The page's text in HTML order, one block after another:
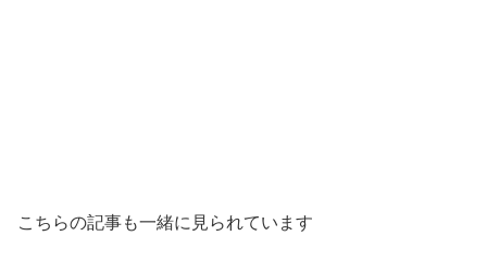
こちらの記事も一緒に見られています